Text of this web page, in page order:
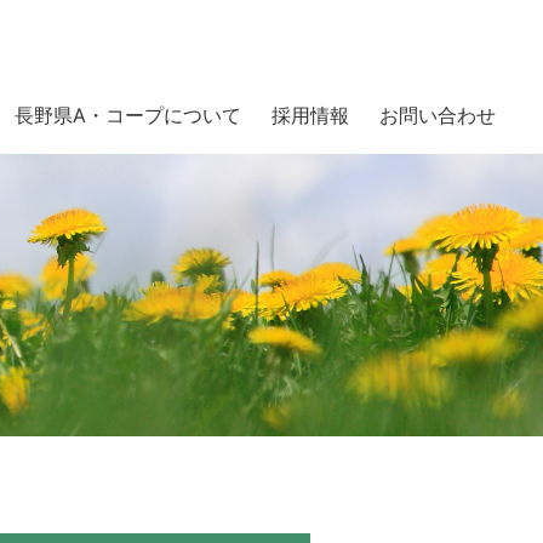
長野県A・コープについて 採用情報 お問い合わせ